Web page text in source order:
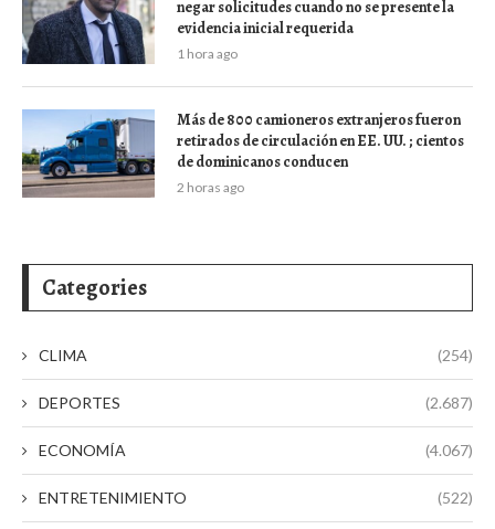
negar solicitudes cuando no se presente la
evidencia inicial requerida
1 hora ago
Más de 800 camioneros extranjeros fueron
retirados de circulación en EE. UU. ; cientos
de dominicanos conducen
2 horas ago
Categories
CLIMA (254)
DEPORTES (2.687)
ECONOMÍA (4.067)
ENTRETENIMIENTO (522)